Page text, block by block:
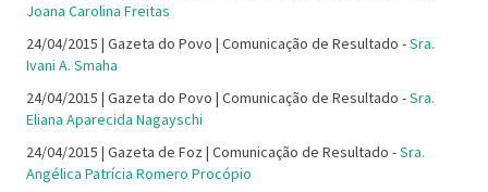
Joana Carolina Freitas
24/04/2015 | Gazeta do Povo | Comunicação de Resultado -Sra.
Ivani A. Smaha
24/04/2015 | Gazeta do Povo | Comunicação de Resultado -Sra.
Eliana Aparecida Nagayschi
24/04/2015 | Gazeta de Foz | Comunicação de Resultado -Sra.
Angélica Patrícia Romero Procópio